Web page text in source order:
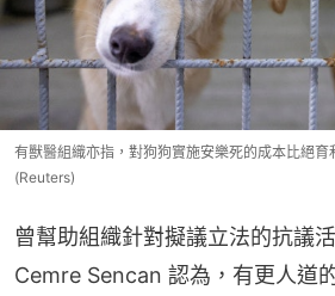
有獸醫組織亦指，對狗狗實施安樂死的成本比絕育
(Reuters)
曾幫助組織針對擬議立法的抗議
Cemre Sencan 認為，有更人道